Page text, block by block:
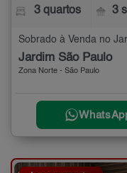
3 quartos 3
Sobrado à Venda no
Jardim São Paulo
Zona Norte - São Paulo